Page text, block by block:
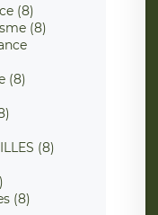
(8)
(8)
(8)
(8)
(8)